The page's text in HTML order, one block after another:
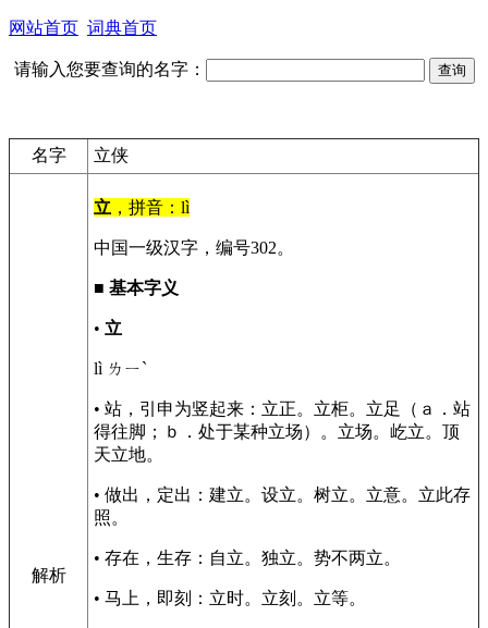
网站首页 词典首页
请输入您要查询的名字：
名字 立侠
解析
立 ，拼音：lì
中国一级汉字，编号302。
■ 基本字义
• 立
lì ㄌㄧˋ
• 站，引申为竖起来：立正。立柜。立足（ａ．站
得往脚；ｂ．处于某种立场）。立场。屹立。顶
天立地。
• 做出，定出：建立。设立。树立。立意。立此存
照。
• 存在，生存：自立。独立。势不两立。
• 马上，即刻：立时。立刻。立等。